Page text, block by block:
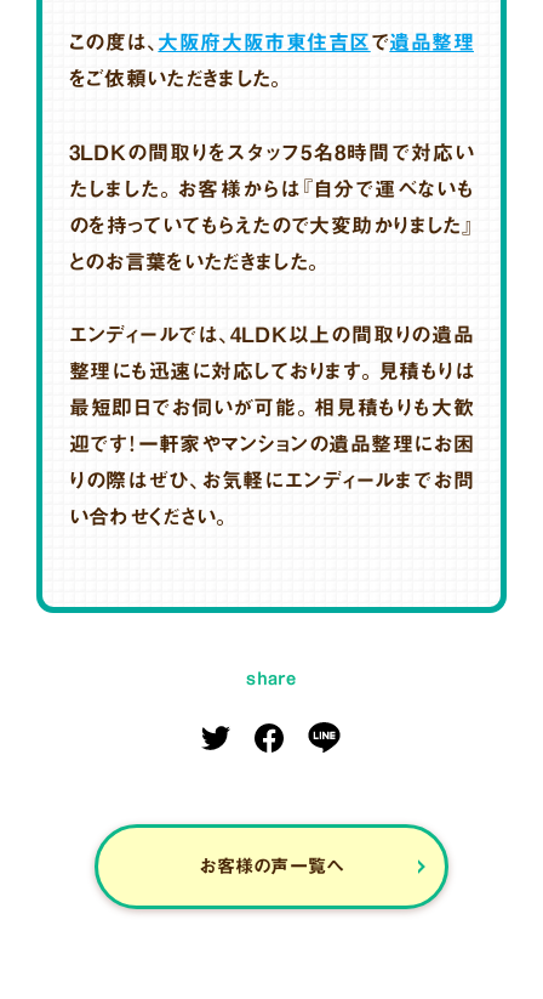
この度は、 大阪府大阪市東住吉区で遺品整理
をご依頼いただきました。
3LDKの間取りをスタッフ5名8時間で対応い
たしました。お客様からは『自分で運べないも
のを持っていてもらえたので大変助かりました』
とのお言葉をいただきました。
エンディールでは、4LDK以上の間取りの遺品
整理にも迅速に対応しております。見積もりは
最短即日でお伺いが可能。相見積もりも大歓
迎です！一軒家やマンションの遺品整理にお困
りの際はぜひ、お気軽にエンディールまでお問
い合わせください。
share
お客様の声一覧へ